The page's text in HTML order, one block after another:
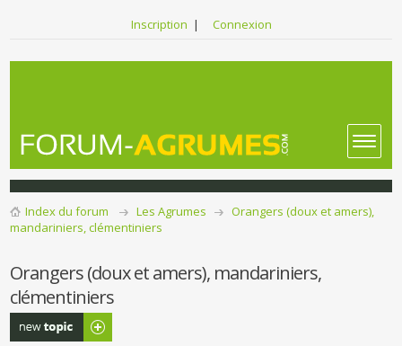
Inscription | Connexion
Index du forum Les Agrumes
Orangers (doux et amers),
mandariniers, clémentiniers
Orangers (doux et amers), mandariniers,
clémentiniers
Publier un
nouveau sujet